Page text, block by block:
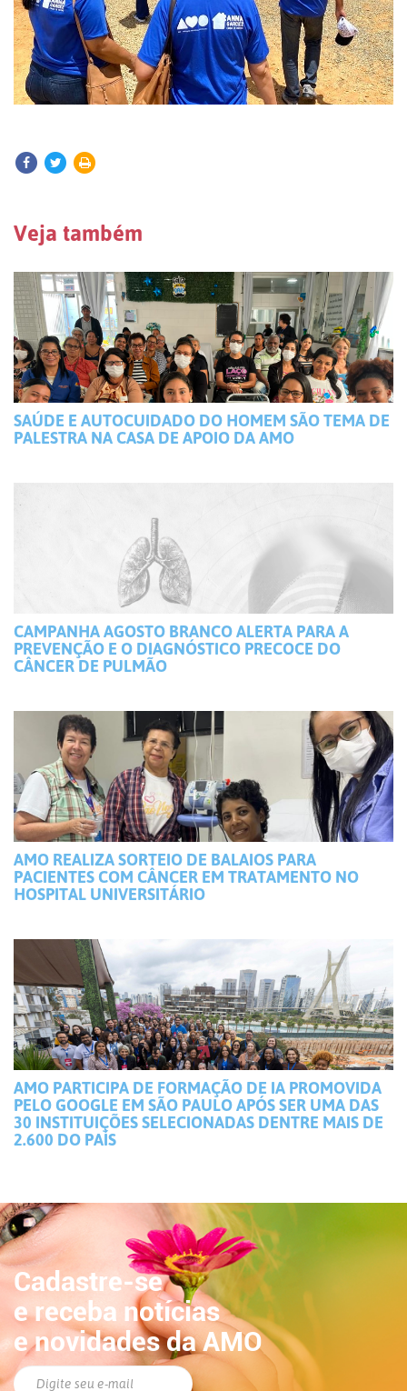
Veja também
SAÚDE E AUTOCUIDADO DO HOMEM SÃO TEMA DE
PALESTRA NA CASA DE APOIO DA AMO
CAMPANHA AGOSTO BRANCO ALERTA PARA A
PREVENÇÃO E O DIAGNÓSTICO PRECOCE DO
CÂNCER DE PULMÃO
AMO REALIZA SORTEIO DE BALAIOS PARA
PACIENTES COM CÂNCER EM TRATAMENTO NO
HOSPITAL UNIVERSITÁRIO
AMO PARTICIPA DE FORMAÇÃO DE IA PROMOVIDA
PELO GOOGLE EM SÃO PAULO APÓS SER UMA DAS
30 INSTITUIÇÕES SELECIONADAS DENTRE MAIS DE
2.600 DO PAÍS
Cadastre-se
e receba notícias
e novidades da AMO